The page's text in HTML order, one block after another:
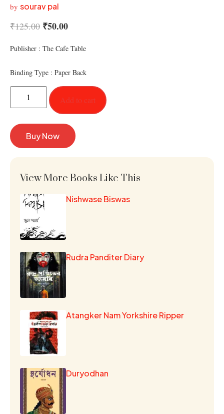
by sourav pal
₹125.00 ₹50.00
Publisher : The Cafe Table
Binding Type : Paper Back
Add to cart
Buy Now
View More Books Like This
Nishwase Biswas
Rudra Panditer Diary
Atangker Nam Yorkshire Ripper
Duryodhan